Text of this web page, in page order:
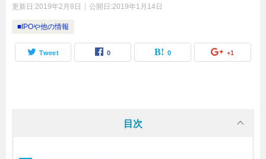
更新日:2019年2月8日 公開日:2019年1月14日
■IPOや他の情報
Tweet 0 0 +1
目次